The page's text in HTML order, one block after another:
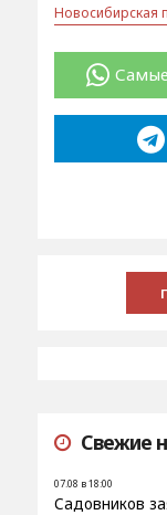
Новосибирская
Свежие
07.08 в 18:00
Садовников